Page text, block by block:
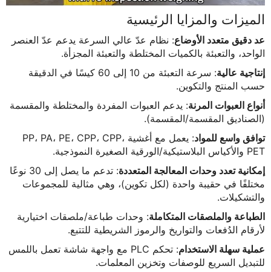
الميزات والمزايا الرئيسية
عد دقيق متعدد الأوضاع: نظام عدّ عالي السرعة يدعم عدّ العنصر
الواحد، والتعبئة بالكميات المختلطة والتعبئة المجزأة.
إنتاجية عالية
: سرعة التعبئة من 10 إلى 60 كيسًا في الدقيقة
حسب المنتج والتكوين.
أنواع العبوات المرنة: يدعم العبوات المفردة والمختلطة والمقسمة
(الصناديق المقسمة/المقسمة).
توافق واسع للمواد
: يعمل مع أغشية PP، PA، PE، CPP، CPP،
PET والأكياس البلاستيكية/الورقية الصغيرة النموذجية.
إمكانية تعدد وحدات المعالجة المتعددة
: تدعم ما يصل إلى 30 نوعًا
مختلفًا في حقيبة واحدة (لكل تكوين)، وهي مثالية للمجموعات
والتشكيلات.
الطباعة والملصقات المتكاملة: وحدات طباعة/ملصقات اختيارية
لأرقام الدُفعات والتواريخ والرموز الشريطية للتتبع.
عملية سهلة الاستخدام
: تحكم PLC مع واجهة شاشة تعمل باللمس
للتبديل السريع للوصفات وتخزين المعلمات.